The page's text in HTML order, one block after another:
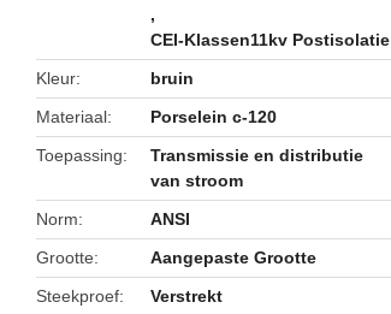
,
CEI-Klassen11kv Postisolatie
Kleur
bruin
Materiaal
Porselein c-120
Toepassing
Transmissie en distributie
van stroom
Norm
ANSI
Grootte
Aangepaste Grootte
Steekproef
Verstrekt